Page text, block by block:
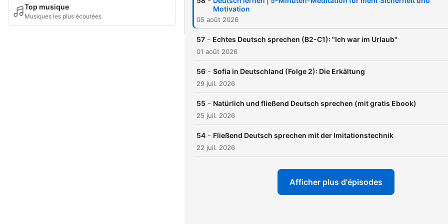
Top musique
Musiques les plus écoutées
Logopädin, Aussprache-
begleite dich in diesem
Freude, Klarheit,
Leichtigkeit Deutsch zu
damit du dich beim
Hause fühlen kannst. Ich
unterstütze dich dabei, dir
mithilfe einer guten
Motivation
05 août 2026
57 - Echtes Deutsch sprechen (B2-C1): "Ich war im Urlaub"
01 août 2026
56 - Sofia in Deutschland (Folge 2): Die Erkältung
29 juil. 2026
55 - Natürlich und fließend Deutsch sprechen (mit gratis Ebook)
25 juil. 2026
54 - Fließend Deutsch sprechen mit der Imitationstechnik
22 juil. 2026
Afficher plus d'épisodes